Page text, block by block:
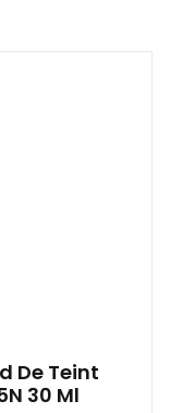
De Teint
30 Ml